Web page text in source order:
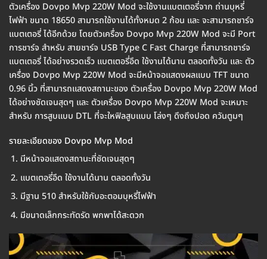
ตัวเครื่อง Dovpo Mvp 220W Mod จะใช้งานแบตเตอรี่จาก ถ่านบุหรี่
ไฟฟ้า ขนาด 18650 สามารถใช้งานได้ทั้งหมด 2 ก้อน และ จะสามารถชาร์จ
แบตเตอรี่ ได้อีกด้วย โดยตัวเครื่อง Dovpo Mvp 220W Mod จะมี Port
การชาร์จ สำหรับ สายชาร์จ USB Type C Fast Charge ที่สามารถชาร์จ
แบตเตอรี่ ได้อย่างรวดเร็ว แบตเตอรี่อึด ใช้งานได้นาน ตลอดทั้งวัน และ ตัว
เครื่อง Dovpo Mvp 220W Mod จะมีหน้าจอแสดงผลแบบ TFT ขนาด
0.96 นิ้ว ที่สามารถแสดงสถานะของ ตัวเครื่อง Dovpo Mvp 220W Mod
ได้อย่างชัดเจนสุดๆ และ ตัวเครื่อง Dovpo Mvp 220W Mod จะเหมาะ
สำหรับ การสูบแบบ DTL ที่จะใหฟิลสูบแบบ โล่งๆ ดึงถึงปอด ควันตูมๆ
รายละเอียดของ Dovpo Mvp Mod
มีหน้าจอแสดงสถานะที่ชัดเจนสุดๆ
แบตเตอรี่อึด ใช้งานได้นาน ตลอดทั้งวัน
มีฐาน 510 สำหรับใช้กับอะตอมบุหรี่ไฟฟ้า
มีขนาดเล็กกระทัดรัด พกพาได้สะดวก